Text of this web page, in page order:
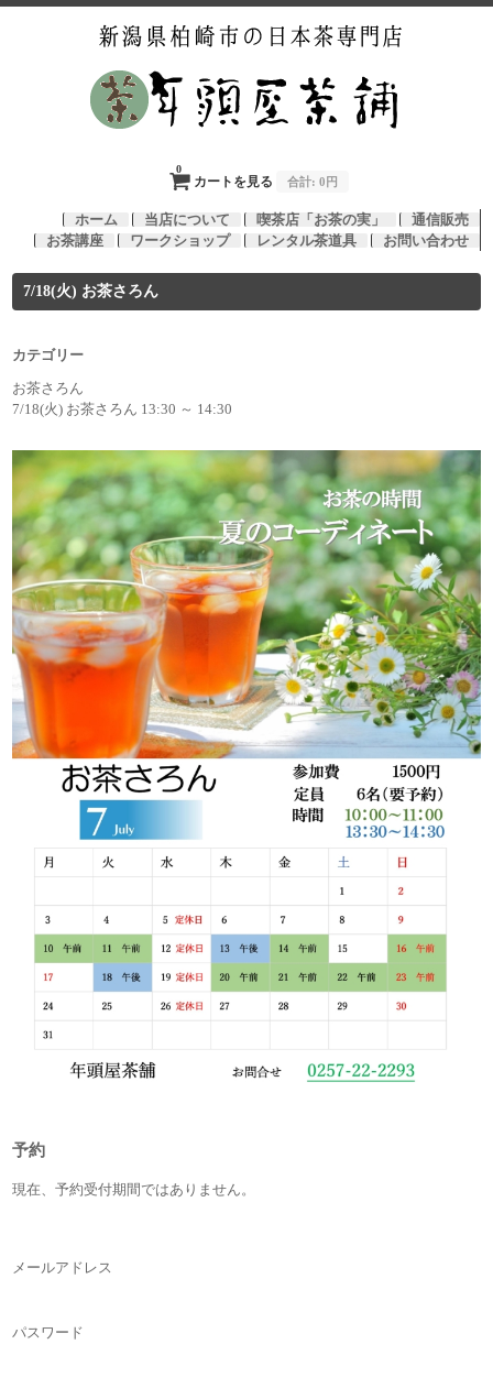
カートを見る
0
合計: 0円
ホーム 当店について 喫茶店「お茶の実」
通信販売
お茶講座
ワークショップ レンタル茶道具 お問い合わせ
7/18(火) お茶さろん
カテゴリー
お茶さろん
7/18(火) お茶さろん 13:30 ～ 14:30
予約
現在、予約受付期間ではありません。
メールアドレス
パスワード